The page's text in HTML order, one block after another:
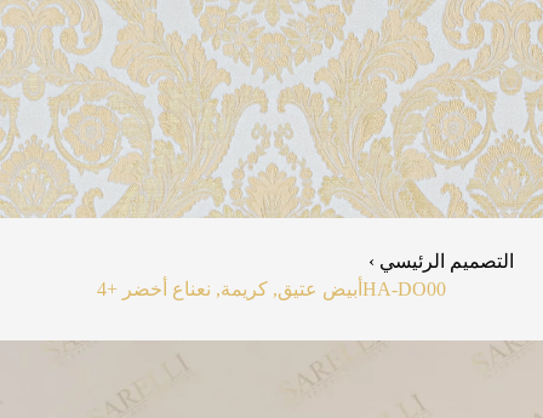
التصميم الرئيسي ›
HA-DO00 أبيض عتيق, كريمة, نعناع أخضر +4